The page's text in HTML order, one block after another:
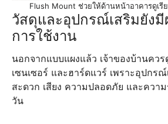
Flush Mount ช่วยให้ด้านหน้าอาคารดูเรี
วัสดุและอุปกรณ์เสริมยัง
การใช้งาน
นอกจากแบบแผงแล้ว เจ้าของบ้านคว
เซนเซอร์ และฮาร์ดแวร์ เพราะอุปกร
สะดวก เสียง ความปลอดภัย และควา
วัน